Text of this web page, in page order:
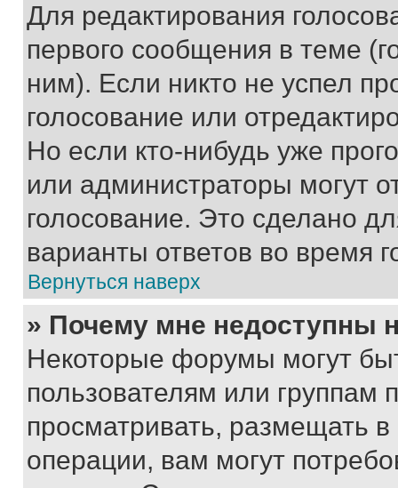
Для редактирования
первого сообщения в теме
ним). Если никто не успел
голосование или
Но если кто-нибудь уже
или администраторы могут
голосование. Это сделано
варианты ответов во время
Вернуться наверх
» Почему мне недоступны
Некоторые форумы могут
пользователям или группам
просматривать, размещать
операции, вам могут